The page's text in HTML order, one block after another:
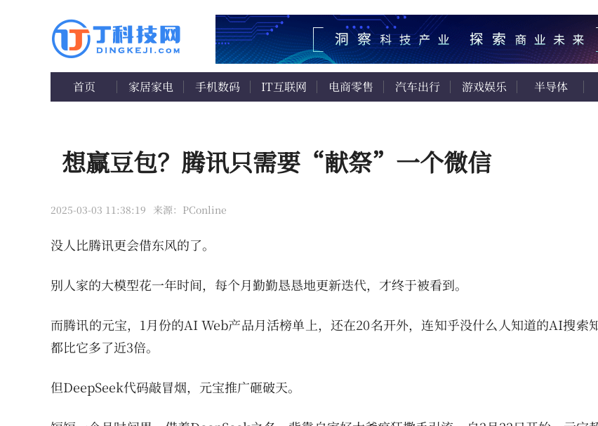
首页 家居家电 手机数码 IT互联网 电商零售 汽车出行 游戏娱乐 半导体
想赢豆包？腾讯只需要“献祭”一个微信
2025-03-03 11:38:19 来源：PConline
没人比腾讯更会借东风的了。
别人家的大模型花一年时间，每个月勤勤恳恳地更新迭代，才终于被看到。
而腾讯的元宝，1月份的AI Web产品月活榜单上，还在20名开外，连知乎没什么人知道的AI搜索
都比它多了近3倍。
但DeepSeek代码敲冒烟，元宝推广砸破天。